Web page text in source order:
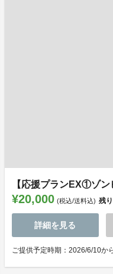
【応援プランEX①ゾン
¥20,000 (税込/送料込) 残り
詳細を見る
ご提供予定時期：2026/6/10か